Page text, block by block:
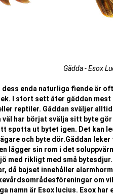
Gädda - Esox
enda naturliga fiende är
I stort sett äter gäddan
reptiler. Gäddan sväljer
har börjat svälja sitt byte
spotta ut bytet igen. Det kan
och byte dör.Gäddan
lägger sin rom i det
med rikligt med små bytesdjur.
då bajset innehåller
om
namn är Esox lucius. Esox